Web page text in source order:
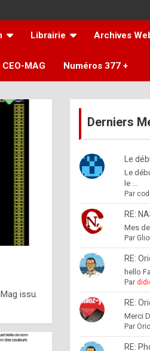
Librairie Archives
MAG Numéros 377 +
issu.
Derniers
Le
Le
le ...
Par
RE:
Mes
Par
RE:
hello
Par
RE:
Merci
Par
RE: